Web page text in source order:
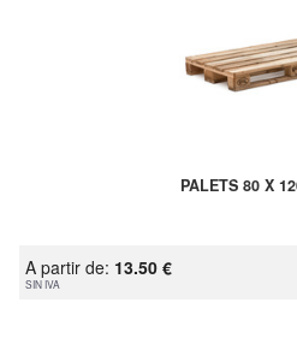
PALETS 80 X
A partir de: 13.50 €
SIN IVA